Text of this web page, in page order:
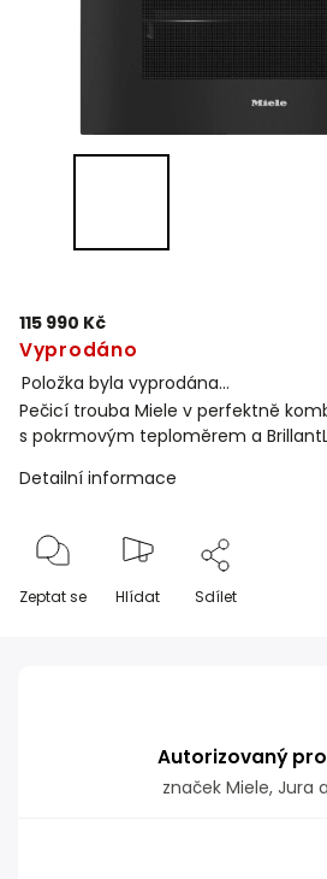
115 990 Kč
Vyprodáno
Položka byla vyprodána…
Pečicí trouba Miele v perfektně
s pokrmovým teploměrem a
Detailní informace
Zeptat se Hlídat Sdílet
Autorizovaný
značek Miele, Jura